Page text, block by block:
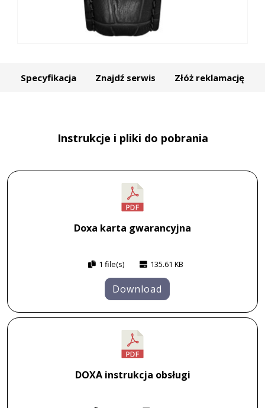
Specyfikacja Znajdź serwis Złóż reklamację
Instrukcje i pliki do pobrania
Doxa karta gwarancyjna
1 file(s) 135.61 KB
Download
DOXA instrukcja obsługi